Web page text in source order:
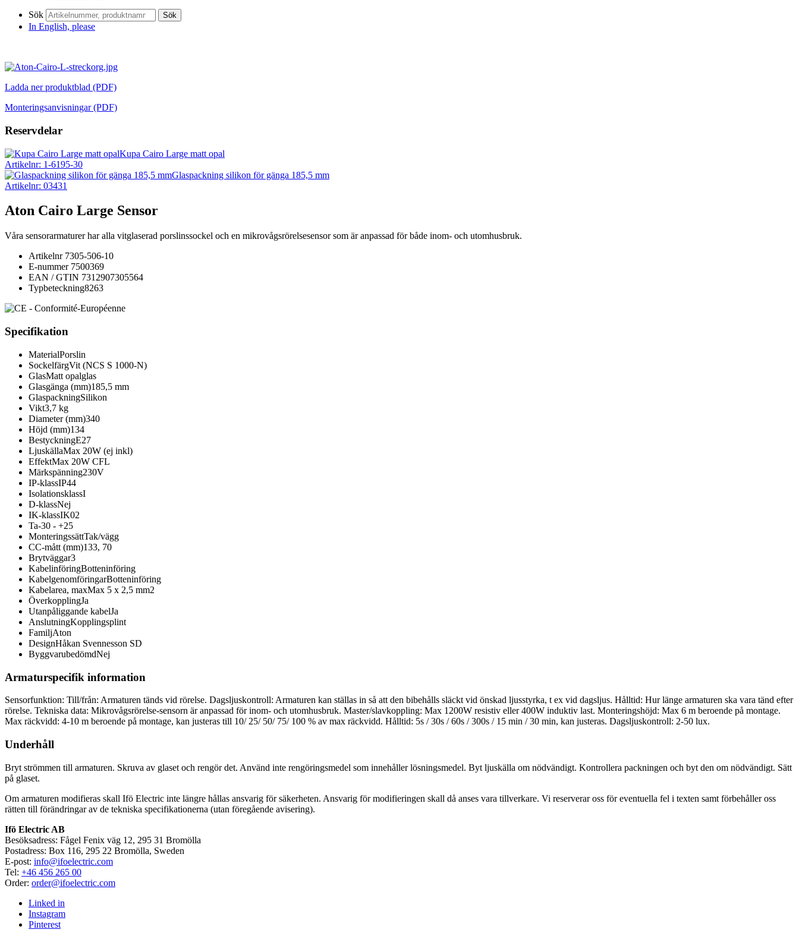
Sök Sök
In English, please
Ladda ner produktblad (PDF)
Monteringsanvisningar (PDF)
Reservdelar
Kupa Cairo Large matt opal
Artikelnr: 1-6195-30
Glaspackning silikon för gänga 185,5 mm
Artikelnr: 03431
Aton Cairo Large Sensor
Våra sensorarmaturer har alla vitglaserad porslinssockel och en mikrovågsrörelsesensor som är anpassad för både inom- och utomhusbruk.
Artikelnr7305-506-10
E-nummer7500369
EAN / GTIN 7312907305564
Typbeteckning8263
Specifikation
MaterialPorslin
SockelfärgVit (NCS S 1000-N)
GlasMatt opalglas
Glasgänga (mm)185,5 mm
GlaspackningSilikon
Vikt3,7 kg
Diameter (mm)340
Höjd (mm)134
BestyckningE27
LjuskällaMax 20W (ej inkl)
EffektMax 20W CFL
Märkspänning230V
IP-klassIP44
IsolationsklassI
D-klassNej
IK-klassIK02
Ta-30 - +25
MonteringssättTak/vägg
CC-mått (mm)133, 70
Brytväggar3
KabelinföringBotteninföring
KabelgenomföringarBotteninföring
Kabelarea, maxMax 5 x 2,5 mm2
ÖverkopplingJa
Utanpåliggande kabelJa
AnslutningKopplingsplint
FamiljAton
DesignHåkan Svennesson SD
ByggvarubedömdNej
Armaturspecifik information
Sensorfunktion: Till/från: Armaturen tänds vid rörelse. Dagsljuskontroll: Armaturen kan ställas in så att den bibehålls släckt vid önskad ljusstyrka, t ex vid dagsljus. Hålltid: Hur länge armaturen ska vara tänd efter
rörelse. Tekniska data: Mikrovågsrörelse-sensorn är anpassad för inom- och utomhusbruk. Master/slavkoppling: Max 1200W resistiv eller 400W induktiv last. Monteringshöjd: Max 6 m beroende på montage.
Max räckvidd: 4-10 m beroende på montage, kan justeras till 10/ 25/ 50/ 75/ 100 % av max räckvidd. Hålltid: 5s / 30s / 60s / 300s / 15 min / 30 min, kan justeras. Dagsljuskontroll: 2-50 lux.
Underhåll
Bryt strömmen till armaturen. Skruva av glaset och rengör det. Använd inte rengöringsmedel som innehåller lösningsmedel. Byt ljuskälla om nödvändigt. Kontrollera packningen och byt den om nödvändigt. Sätt
på glaset.
Om armaturen modifieras skall Ifö Electric inte längre hållas ansvarig för säkerheten. Ansvarig för modifieringen skall då anses vara tillverkare. Vi reserverar oss för eventuella fel i texten samt förbehåller oss
rätten till förändringar av de tekniska specifikationerna (utan föregående avisering).
Ifö Electric AB
Besöksadress: Fågel Fenix väg 12, 295 31 Bromölla
Postadress: Box 116, 295 22 Bromölla, Sweden
E-post: info@ifoelectric.com
Tel: +46 456 265 00
Order: order@ifoelectric.com
Linked in
Instagram
Pinterest